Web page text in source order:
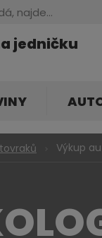
jedničku
Výkup